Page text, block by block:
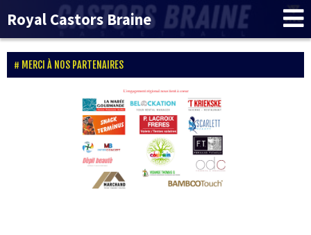
Royal Castors Braine
MERCI À NOS PARTENAIRES